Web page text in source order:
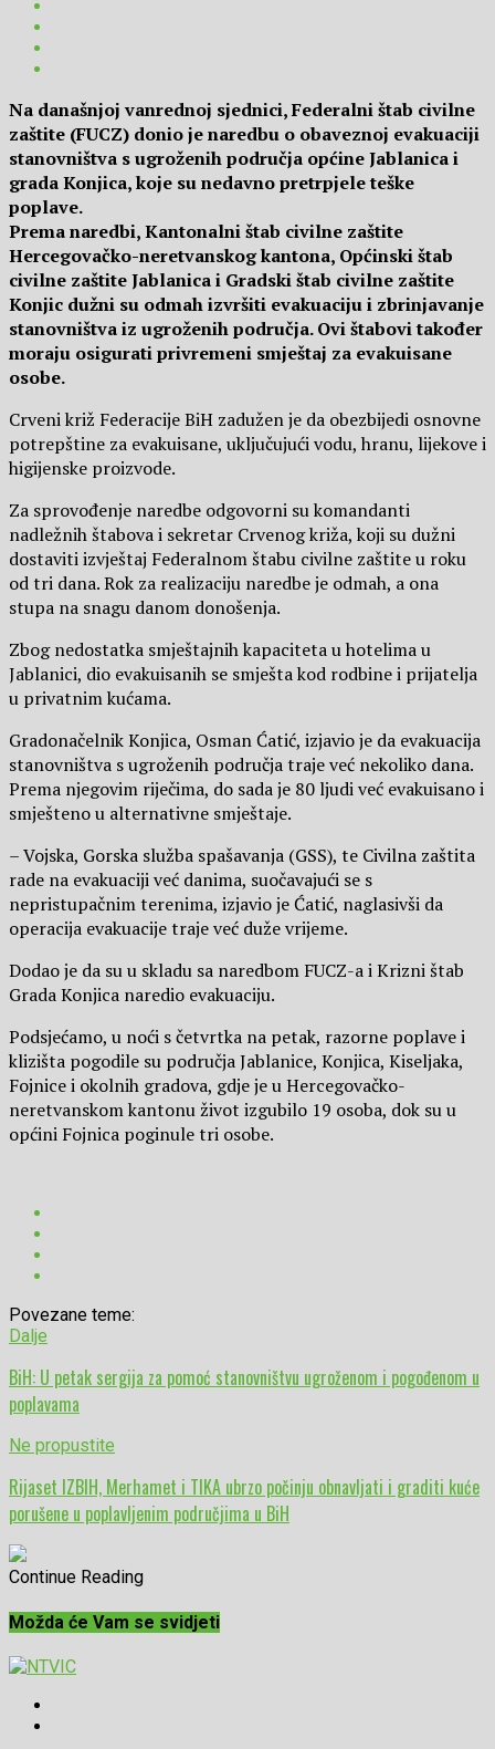
Na današnjoj vanrednoj sjednici, Federalni štab civilne
zaštite (FUCZ) donio je naredbu o obaveznoj evakuaciji
stanovništva s ugroženih područja općine Jablanica i
grada Konjica, koje su nedavno pretrpjele teške
poplave.
Prema naredbi, Kantonalni štab civilne zaštite
Hercegovačko-neretvanskog kantona, Općinski štab
civilne zaštite Jablanica i Gradski štab civilne zaštite
Konjic dužni su odmah izvršiti evakuaciju i zbrinjavanje
stanovništva iz ugroženih područja. Ovi štabovi također
moraju osigurati privremeni smještaj za evakuisane
osobe.
Crveni križ Federacije BiH zadužen je da obezbijedi osnovne
potrepštine za evakuisane, uključujući vodu, hranu, lijekove i
higijenske proizvode.
Za sprovođenje naredbe odgovorni su komandanti
nadležnih štabova i sekretar Crvenog križa, koji su dužni
dostaviti izvještaj Federalnom štabu civilne zaštite u roku
od tri dana. Rok za realizaciju naredbe je odmah, a ona
stupa na snagu danom donošenja.
Zbog nedostatka smještajnih kapaciteta u hotelima u
Jablanici, dio evakuisanih se smješta kod rodbine i prijatelja
u privatnim kućama.
Gradonačelnik Konjica, Osman Ćatić, izjavio je da evakuacija
stanovništva s ugroženih područja traje već nekoliko dana.
Prema njegovim riječima, do sada je 80 ljudi već evakuisano i
smješteno u alternativne smještaje.
– Vojska, Gorska služba spašavanja (GSS), te Civilna zaštita
rade na evakuaciji već danima, suočavajući se s
nepristupačnim terenima, izjavio je Ćatić, naglasivši da
operacija evakuacije traje već duže vrijeme.
Dodao je da su u skladu sa naredbom FUCZ-a i Krizni štab
Grada Konjica naredio evakuaciju.
Podsjećamo, u noći s četvrtka na petak, razorne poplave i
klizišta pogodile su područja Jablanice, Konjica, Kiseljaka,
Fojnice i okolnih gradova, gdje je u Hercegovačko-
neretvanskom kantonu život izgubilo 19 osoba, dok su u
općini Fojnica poginule tri osobe.
Povezane teme:
Dalje
BiH: U petak sergija za pomoć stanovništvu ugroženom i pogođenom u
poplavama
Ne propustite
Rijaset IZBIH, Merhamet i TIKA ubrzo počinju obnavljati i graditi kuće
porušene u poplavljenim područjima u BiH
Continue Reading
Možda će Vam se svidjeti